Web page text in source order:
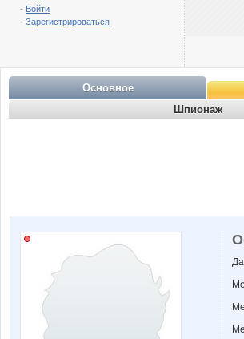
- Войти
- Зарегистрироваться
Основное
Шпионаж